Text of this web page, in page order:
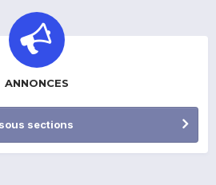
ANNONCES
sections